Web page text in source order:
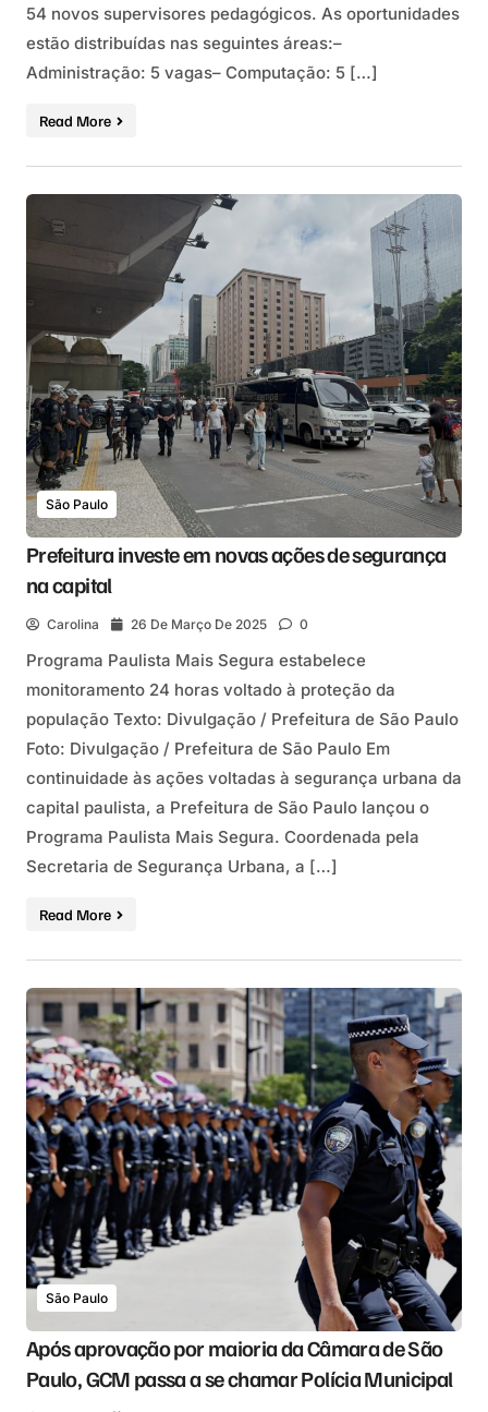
54 novos supervisores pedagógicos. As oportunidades
estão distribuídas nas seguintes áreas:–
Administração: 5 vagas– Computação: 5 […]
Read More
São Paulo
Prefeitura investe em novas ações de segurança
na capital
Carolina 26 De Março De 2025 0
Programa Paulista Mais Segura estabelece
monitoramento 24 horas voltado à proteção da
população Texto: Divulgação / Prefeitura de São Paulo
Foto: Divulgação / Prefeitura de São Paulo Em
continuidade às ações voltadas à segurança urbana da
capital paulista, a Prefeitura de São Paulo lançou o
Programa Paulista Mais Segura. Coordenada pela
Secretaria de Segurança Urbana, a […]
Read More
São Paulo
Após aprovação por maioria da Câmara de São
Paulo, GCM passa a se chamar Polícia Municipal